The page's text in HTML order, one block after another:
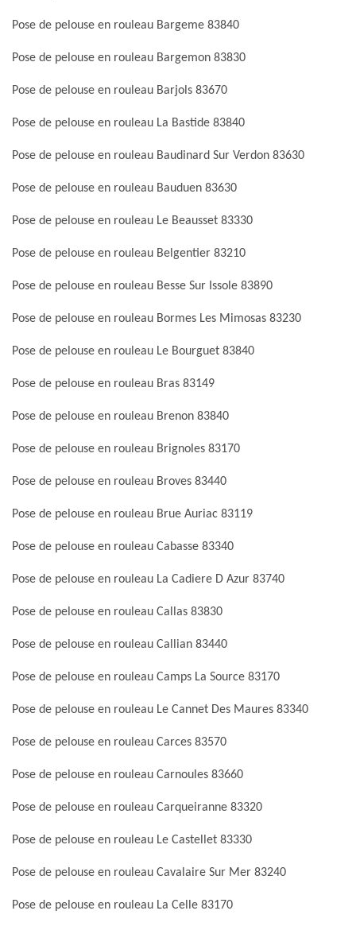
Pose de pelouse en rouleau Bargeme 83840
Pose de pelouse en rouleau Bargemon 83830
Pose de pelouse en rouleau Barjols 83670
Pose de pelouse en rouleau La Bastide 83840
Pose de pelouse en rouleau Baudinard Sur Verdon 83630
Pose de pelouse en rouleau Bauduen 83630
Pose de pelouse en rouleau Le Beausset 83330
Pose de pelouse en rouleau Belgentier 83210
Pose de pelouse en rouleau Besse Sur Issole 83890
Pose de pelouse en rouleau Bormes Les Mimosas 83230
Pose de pelouse en rouleau Le Bourguet 83840
Pose de pelouse en rouleau Bras 83149
Pose de pelouse en rouleau Brenon 83840
Pose de pelouse en rouleau Brignoles 83170
Pose de pelouse en rouleau Broves 83440
Pose de pelouse en rouleau Brue Auriac 83119
Pose de pelouse en rouleau Cabasse 83340
Pose de pelouse en rouleau La Cadiere D Azur 83740
Pose de pelouse en rouleau Callas 83830
Pose de pelouse en rouleau Callian 83440
Pose de pelouse en rouleau Camps La Source 83170
Pose de pelouse en rouleau Le Cannet Des Maures 83340
Pose de pelouse en rouleau Carces 83570
Pose de pelouse en rouleau Carnoules 83660
Pose de pelouse en rouleau Carqueiranne 83320
Pose de pelouse en rouleau Le Castellet 83330
Pose de pelouse en rouleau Cavalaire Sur Mer 83240
Pose de pelouse en rouleau La Celle 83170